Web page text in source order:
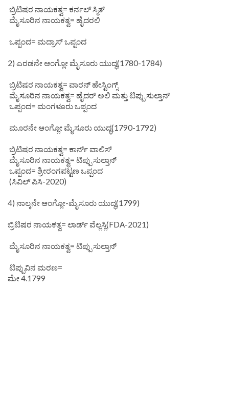
ಬ್ರಿಟಿಷರ ನಾಯಕತ್ವ= ಕರ್ನಲ್ ಸ್ಮಿತ್
ಮೈಸೂರಿನ ನಾಯಕತ್ವ= ಹೈದರಲಿ
ಒಪ್ಪಂದ= ಮದ್ರಾಸ್ ಒಪ್ಪಂದ
2) ಎರಡನೇ ಆಂಗ್ಲೋ ಮೈಸೂರು ಯುದ್ಧ(1780-1784)
ಬ್ರಿಟಿಷರ ನಾಯಕತ್ವ= ವಾರನ್ ಹೇಸ್ಟಿಂಗ್ಸ್
ಮೈಸೂರಿನ ನಾಯಕತ್ವ= ಹೈದರ್ ಅಲಿ ಮತ್ತು ಟಿಪ್ಪು ಸುಲ್ತಾನ್
ಒಪ್ಪಂದ= ಮಂಗಳೂರು ಒಪ್ಪಂದ
ಮೂರನೇ ಆಂಗ್ಲೋ ಮೈಸೂರು ಯುದ್ಧ(1790-1792)
ಬ್ರಿಟಿಷರ ನಾಯಕತ್ವ= ಕಾರ್ನ್ ವಾಲಿಸ್
ಮೈಸೂರಿನ ನಾಯಕತ್ವ= ಟಿಪ್ಪು ಸುಲ್ತಾನ್
ಒಪ್ಪಂದ= ಶ್ರೀರಂಗಪಟ್ಟಣ ಒಪ್ಪಂದ
(ಸಿವಿಲ್ ಪಿಸಿ-2020)
4) ನಾಲ್ಕನೇ ಆಂಗ್ಲೋ-ಮೈಸೂರು ಯುದ್ಧ(1799)
ಬ್ರಿಟಿಷರ ನಾಯಕತ್ವ= ಲಾರ್ಡ್ ವೆಲ್ಲಸ್ಲಿ(FDA-2021)
ಮೈಸೂರಿನ ನಾಯಕತ್ವ= ಟಿಪ್ಪು ಸುಲ್ತಾನ್
ಟಿಪ್ಪುವಿನ ಮರಣ=
ಮೇ 4.1799